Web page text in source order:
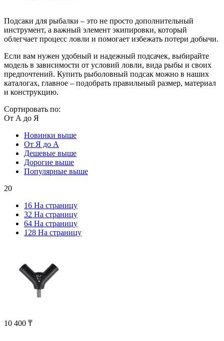
Подсаки для рыбалки – это не просто дополнительный
инструмент, а важный элемент экипировки, который
облегчает процесс ловли и помогает избежать потери добычи.
Если вам нужен удобный и надежный подсачек, выбирайте
модель в зависимости от условий ловли, вида рыбы и своих
предпочтений. Купить рыболовный подсак можно в наших
каталогах, главное – подобрать правильный размер, материал
и конструкцию.
Сортировать по:
От А до Я
Новинки выше
От Я до А
Дешевые выше
Дорогие выше
Популярные выше
20
16 На страницу
32 На страницу
64 На страницу
128 На страницу
10 400 ₸